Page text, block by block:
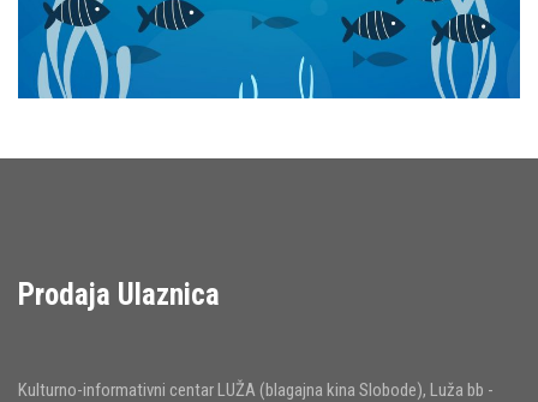
Prodaja Ulaznica
Kulturno-informativni centar LUŽA (blagajna kina Slobode), Luža bb -